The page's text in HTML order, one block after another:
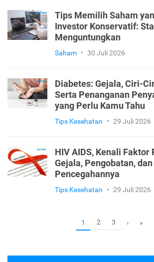
Tips Memilih Saham
Investor Konservatif:
Menguntungkan
Saham • 30 Juli 2026
Diabetes: Gejala, Ciri-
Serta Penanganan
yang Perlu Kamu Tahu
Tips Kesehatan • 29 Juli 2026
HIV AIDS, Kenali Faktor
Gejala, Pengobatan,
Pencegahannya
Tips Kesehatan • 29 Juli 2026
1 2 3 › »